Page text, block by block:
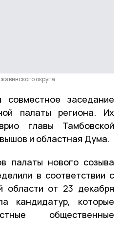
округа
заседание
палаты региона. Их
главы Тамбовской
и областная Дума.
палаты нового созыва
в соответствии с
области от 23 декабря
кандидатур, которые
общественные